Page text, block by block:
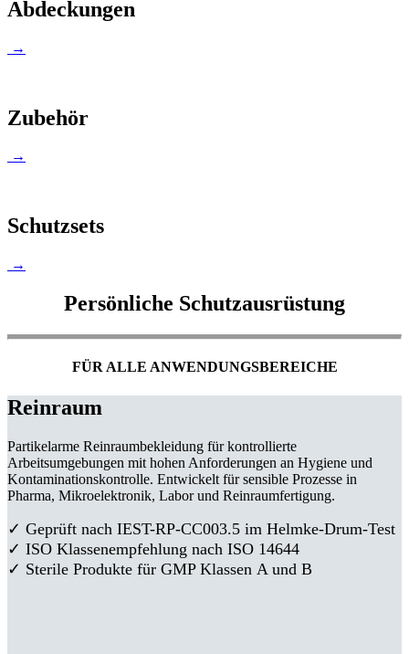
Abdeckungen
→
Zubehör
→
Schutzsets
→
Persönliche Schutzausrüstung
FÜR ALLE ANWENDUNGSBEREICHE
Reinraum
Partikelarme Reinraumbekleidung für kontrollierte
Arbeitsumgebungen mit hohen Anforderungen an Hygiene und
Kontaminationskontrolle. Entwickelt für sensible Prozesse in
Pharma, Mikroelektronik, Labor und Reinraumfertigung.
✓ Geprüft nach IEST-RP-CC003.5 im Helmke-Drum-Test
✓ ISO Klassenempfehlung nach ISO 14644
✓ Sterile Produkte für GMP Klassen A und B